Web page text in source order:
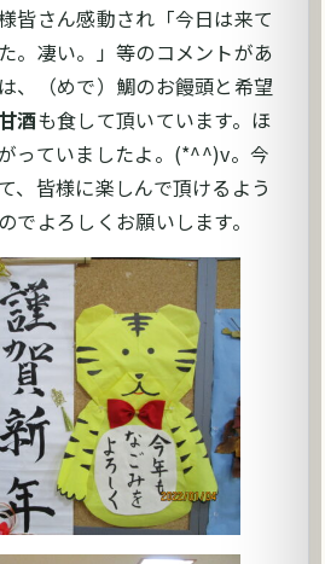
皆さん感動され「今日は来て
。凄い。」等のコメントがあ
、（めで）鯛のお饅頭と希望
甘酒も食して頂いています。ほ
っていましたよ。(*^^)v。今
、皆様に楽しんで頂けるよう
でよろしくお願いします。